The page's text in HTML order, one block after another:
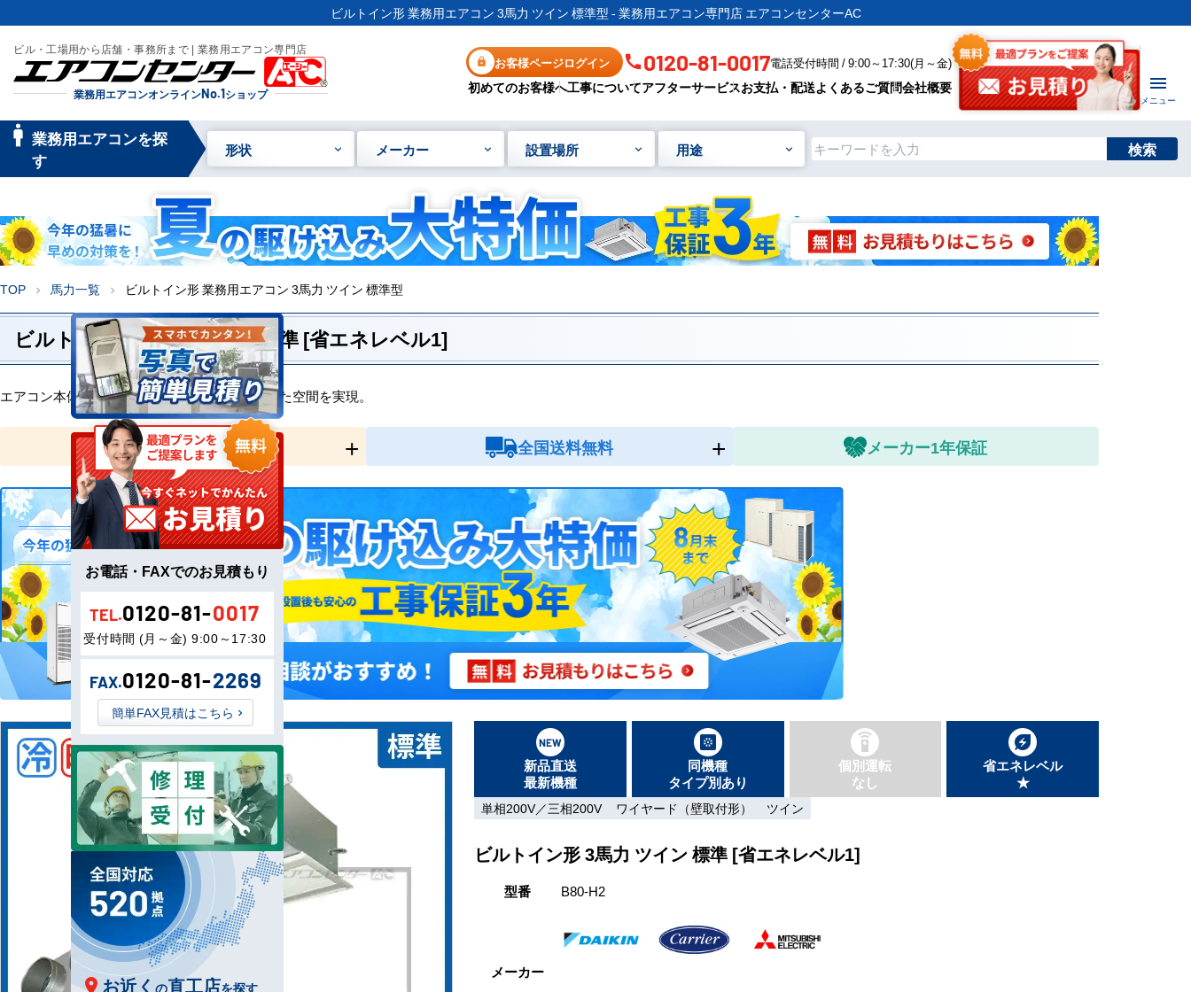
ビルトイン形 業務用エアコン 3馬力 ツイン 標準型 - 業務用エアコン専門店 エアコンセンターAC
ビル・工場用から店舗・事務所まで | 業務用エアコン専門店
業務用エアコンオンラインNo.1ショップ
お客様ページログイン 0120-81-0017電話受付時間 / 9:00～17:30(月～金)
初めてのお客様へ工事についてアフターサービスお支払・配送よくあるご質問会社概要
メニュー
manage_searc
業務用エアコンを探
す
形状 メーカー 設置場所 用途 検索
TOP chevron_right 馬力一覧 chevron_right ビルトイン形 業務用エアコン 3馬力 ツイン 標準型
ビルトイン形 3馬力 ツイン 標準 [省エネレベル1]
エアコン本体の存在を感じさせない、洗練された空間を実現。
全国工事対応 全国送料無料 メーカー1年保証
新品直送
最新機種
同機種
タイプ別あり
個別運転
なし
省エネレベル
★
単相200V／三相200V ワイヤード（壁取付形） ツイン
ビルトイン形 3馬力 ツイン 標準 [省エネレベル1]
型番 B80-H2
メーカー
お電話・FAXでのお見積もり
TEL.0120-81-0017
受付時間 (月～金) 9:00～17:30
FAX.0120-81-2269
簡単FAX見積はこちら
お近く の直工店を探す